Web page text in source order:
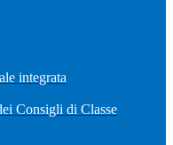
integrata
Consigli di Classe